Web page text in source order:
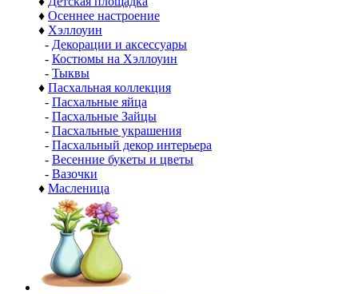
♦ Осеннее настроение
♦ Хэллоуин
- Декорации и аксессуары
- Костюмы на Хэллоуин
- Тыквы
♦ Пасхальная коллекция
- Пасхальные яйца
- Пасхальные Зайцы
- Пасхальные украшения
- Пасхальный декор интерьера
- Весенние букеты и цветы
- Вазочки
♦ Масленица